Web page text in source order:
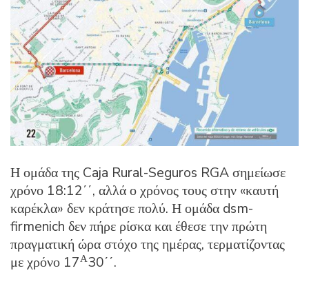
Η ομάδα της Caja Rural-Seguros RGA σημείωσε
χρόνο 18:12΄΄, αλλά ο χρόνος τους στην «καυτή
καρέκλα» δεν κράτησε πολύ. Η ομάδα dsm-
firmenich δεν πήρε ρίσκα και έθεσε την πρώτη
πραγματική ώρα στόχο της ημέρας, τερματίζοντας
με χρόνο 17Α30΄΄.